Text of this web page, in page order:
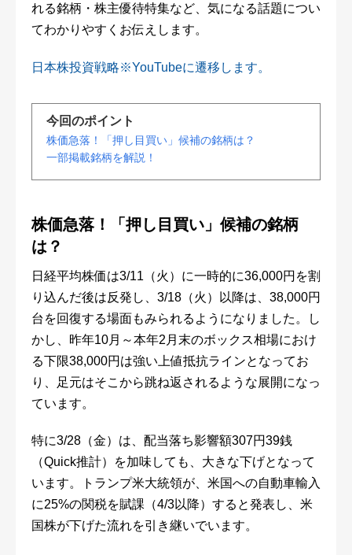
れる銘柄・株主優待特集など、気になる話題につい
てわかりやすくお伝えします。
日本株投資戦略※YouTubeに遷移します。
今回のポイント
株価急落！「押し目買い」候補の銘柄は？
一部掲載銘柄を解説！
株価急落！「押し目買い」候補の銘柄
は？
日経平均株価は3/11（火）に一時的に36,000円を割
り込んだ後は反発し、3/18（火）以降は、38,000円
台を回復する場面もみられるようになりました。し
かし、昨年10月～本年2月末のボックス相場におけ
る下限38,000円は強い上値抵抗ラインとなってお
り、足元はそこから跳ね返されるような展開になっ
ています。
特に3/28（金）は、配当落ち影響額307円39銭
（Quick推計）を加味しても、大きな下げとなって
います。トランプ米大統領が、米国への自動車輸入
に25%の関税を賦課（4/3以降）すると発表し、米
国株が下げた流れを引き継いでいます。